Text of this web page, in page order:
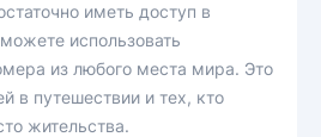
иметь доступ в
использовать
из любого места мира. Это
в путешествии и тех, кто
жительства.